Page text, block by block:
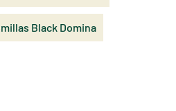
Black Domina